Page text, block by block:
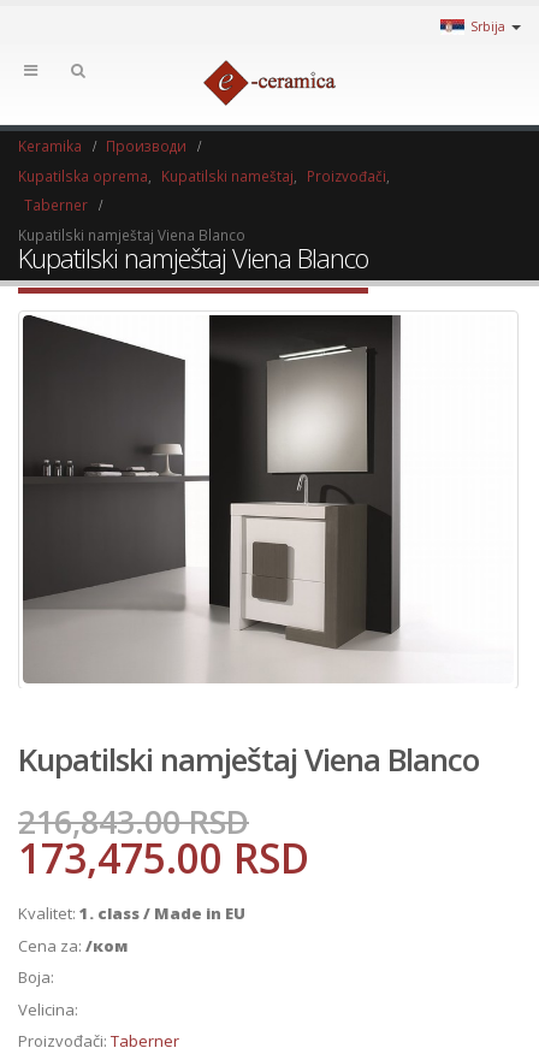
Srbija
Keramika
Производи
Kupatilska oprema
Kupatilski nameštaj Proizvođači
Taberner
Kupatilski namještaj Viena Blanco
Kupatilski namještaj Viena Blanco
Kupatilski namještaj Viena Blanco
216,843.00RSD
173,475.00 RSD
Kvalitet: 1. class / Made in EU
Cena za: /ком
Boja:
Velicina:
Proizvođači: Taberner